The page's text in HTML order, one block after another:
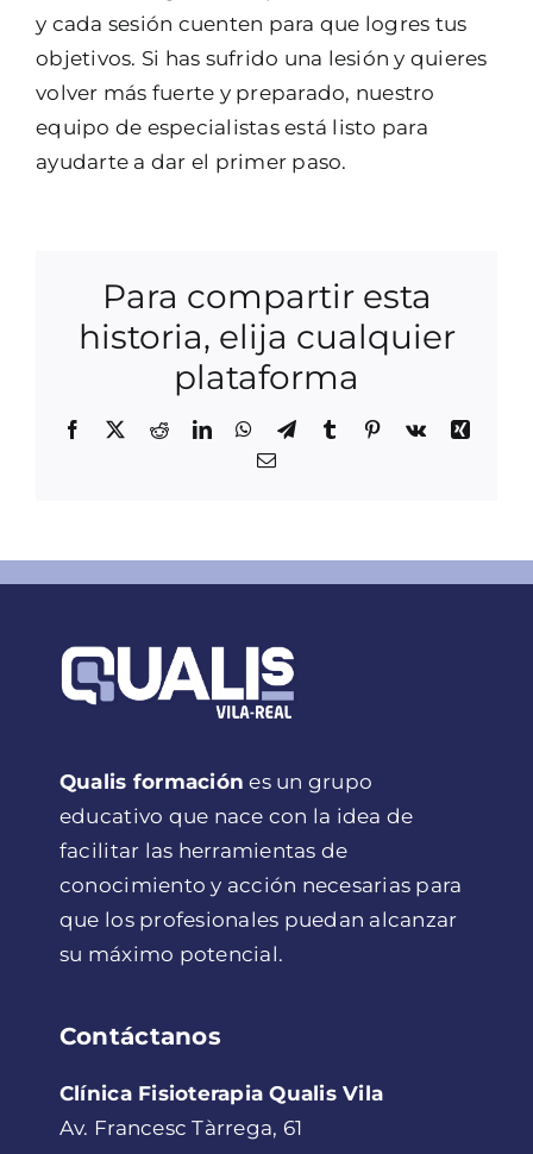
y cada sesión cuenten para que logres tus
objetivos. Si has sufrido una lesión y quieres
volver más fuerte y preparado, nuestro
equipo de especialistas está listo para
ayudarte a dar el primer paso.
Para compartir esta
historia, elija cualquier
plataforma
Facebook RedditLinkedInWhatsApp
TelegramTumblr Pinterest
Vk
Xing
Correo
Qualis formación es un grupo
educativo que nace con la idea de
facilitar las herramientas de
conocimiento y acción necesarias para
que los profesionales puedan alcanzar
su máximo potencial.
Contáctanos
Clínica Fisioterapia Qualis Vila
Av. Francesc Tàrrega, 61